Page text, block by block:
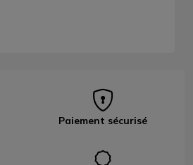
Paiement sécurisé